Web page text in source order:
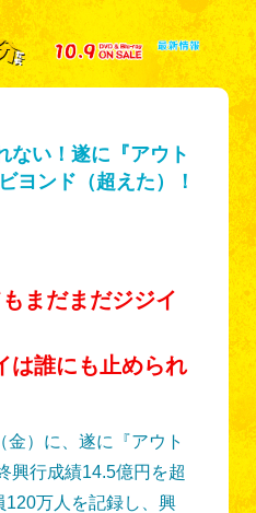
ない！遂に『アウト
ヨンド（超えた）！
まだまだジジイ
は誰にも止められ
）に、遂に『アウト
興行成績14.5億円を超
120万人を記録し、興